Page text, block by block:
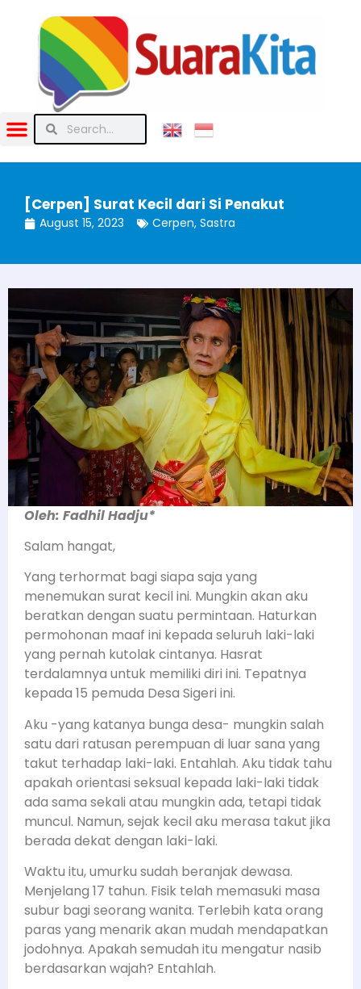
[Cerpen] Surat Kecil dari Si Penakut
August 15, 2023 Cerpen, Sastra
Oleh: Fadhil Hadju*
Salam hangat,
Yang terhormat bagi siapa saja yang
menemukan surat kecil ini. Mungkin akan aku
beratkan dengan suatu permintaan. Haturkan
permohonan maaf ini kepada seluruh laki-laki
yang pernah kutolak cintanya. Hasrat
terdalamnya untuk memiliki diri ini. Tepatnya
kepada 15 pemuda Desa Sigeri ini.
Aku -yang katanya bunga desa- mungkin salah
satu dari ratusan perempuan di luar sana yang
takut terhadap laki-laki. Entahlah. Aku tidak tahu
apakah orientasi seksual kepada laki-laki tidak
ada sama sekali atau mungkin ada, tetapi tidak
muncul. Namun, sejak kecil aku merasa takut jika
berada dekat dengan laki-laki.
Waktu itu, umurku sudah beranjak dewasa.
Menjelang 17 tahun. Fisik telah memasuki masa
subur bagi seorang wanita. Terlebih kata orang
paras yang menarik akan mudah mendapatkan
jodohnya. Apakah semudah itu mengatur nasib
berdasarkan wajah? Entahlah.